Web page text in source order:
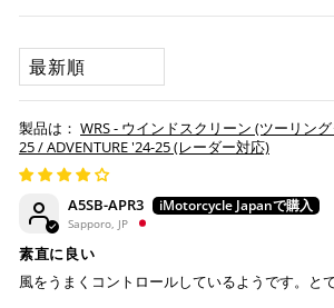
※ American Expressでの分割払いの
す。
※ Diners Clubは分割払い非対応のた
ボ払いのみご利用頂けます。
※ 手数料、利息はご利用のカード会
ので、事前にご確認ください。
楽天ペイ
お取り寄せの場合
・商品ページの納期はあくまで目安になり
早まる場合もございます。
・運送状況や繁忙期の影響により遅れが生
配送送料について
１回のご注文で商品代金合計が¥11,000(税
は、送料が無料となります。
WRS - ウインドスクリーン (ツーリン
25 / ADVENTURE '24-25 (レーダー対応)
A5SB-APR3
Sapporo, JP
素直に良い
風をうまくコントロールしているようです。と